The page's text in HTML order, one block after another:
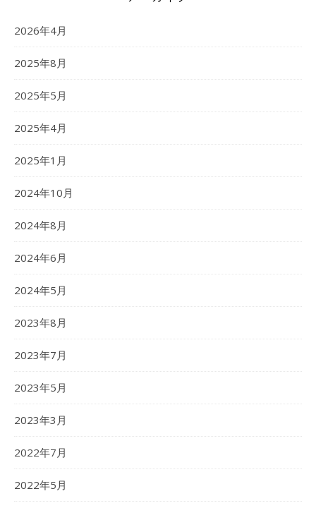
2026年4月
2025年8月
2025年5月
2025年4月
2025年1月
2024年10月
2024年8月
2024年6月
2024年5月
2023年8月
2023年7月
2023年5月
2023年3月
2022年7月
2022年5月